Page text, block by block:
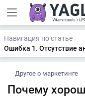
Навигация по статье
Другое о маркетинге
Почему